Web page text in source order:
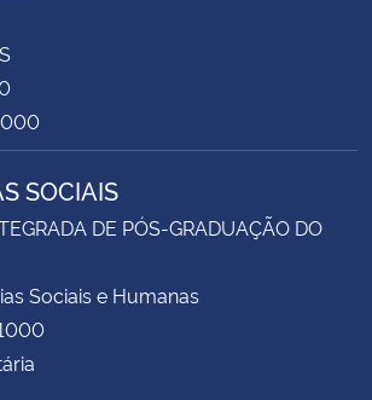
SOCIAIS
DE PÓS-GRADUAÇÃO DO
Sociais e Humanas